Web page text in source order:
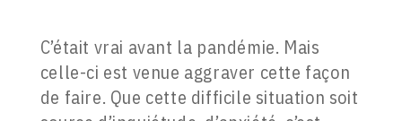
C’était vrai avant la pandémie. Mais
celle-ci est venue aggraver cette façon
de faire. Que cette difficile situation soit